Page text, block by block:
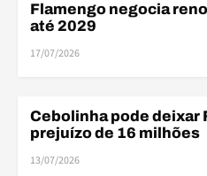
ELENCO
Flamengo negocia
até 2029
17/07/2026
FINANÇAS
Cebolinha pode deixar
prejuízo de 16 milhões
13/07/2026